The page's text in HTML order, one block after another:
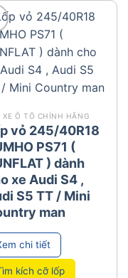
XE Ô TÔ CHÍNH HÃNG
vỏ 245/40R18
PS71 (
) dành
xe Audi S4 ,
S5 TT / Mini
man
chi tiết
kích cỡ lốp